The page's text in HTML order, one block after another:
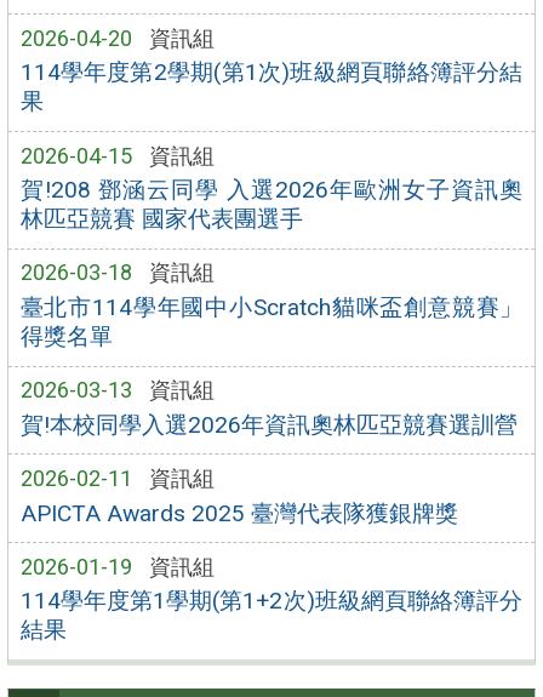
2026-04-20 資訊組
114學年度第2學期(第1次)班級網頁聯絡簿評分結
果
2026-04-15 資訊組
賀!208 鄧涵云同學 入選2026年歐洲女子資訊奧
林匹亞競賽 國家代表團選手
2026-03-18 資訊組
臺北市114學年國中小Scratch貓咪盃創意競賽」
得獎名單
2026-03-13 資訊組
賀!本校同學入選2026年資訊奧林匹亞競賽選訓營
2026-02-11 資訊組
APICTA Awards 2025 臺灣代表隊獲銀牌獎
2026-01-19 資訊組
114學年度第1學期(第1+2次)班級網頁聯絡簿評分
結果